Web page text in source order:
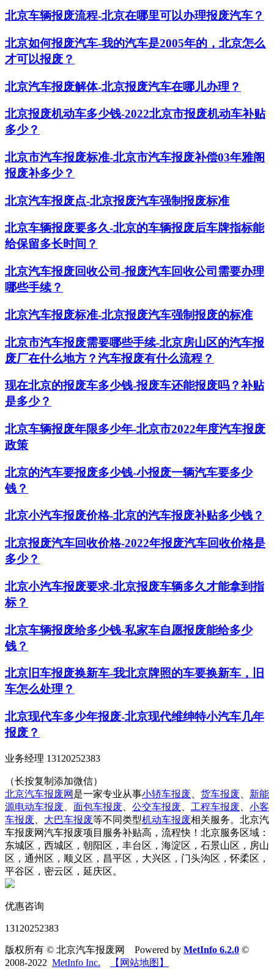
北京车辆报废流程-北京在哪里可以办理报废汽车？
北京如何报废汽车-我的汽车是2005年的，北京怎么
才可以报废？
北京汽车报废解体-北京报废汽车在哪儿办理？
北京报废机动车多少钱-2022北京市报废机动车补贴
多少？
北京市汽车报废标准-北京市汽车报废补偿03年雅阁
报废补多少？
北京汽车报废点-北京报废汽车强制报废标准
北京车辆报废要多久-北京的车辆报废后车牌指标能
给保留多长时间？
北京汽车报废回收公司-报废汽车回收公司需要办理
哪些手续？
北京汽车报废标准-北京报废汽车强制报废的标准
北京市汽车报废需要哪些手续-北京房山区的汽车报
废厂在什么地方？汽车报废有什么流程？
现在北京的报废车多少钱-报废车还能报废吗？补贴
是多少？
北京车辆报废年限多少年-北京市2022年度汽车报废
政策
北京的汽车要报废多少钱-小报废一辆汽车要多少
钱？
北京小汽车报废价格-北京的汽车报废补贴多少钱？
北京报废汽车回收价格-2022年报废汽车回收价格是
多少？
北京小汽车报废要求-北京报废车辆多久才能拿到指
标？
北京车辆报废给多少钱-私家车自愿报废能给多少
钱？
北京旧车报废换新车-我北京牌照的车要换新车，旧
车怎么处理？
北京现代车多少年报废-北京现代维绅特小汽车几年
报废？
业务经理 13120252383
（长按复制添加微信）
北京汽车报废网 是一家专业从事小轿车报废 货车报废
新能
源电动车报废
面包车报废 公交车报废 工程车报废
小客
车报废
大巴车报废等不同类型机动车报废相关服务。北京汽
车报废网汽车报废项目服务补贴高，流程快！北京服务区域：
东城区，西城区，朝阳区，丰台区，海淀区，石景山区，房山
区，通州区，顺义区，昌平区，大兴区，门头沟区，怀柔区，
平谷区，密云区，延庆区。
优惠咨询
13120252383
版权所有 © 北京汽车报废网 Powered by MetInfo 6.2.0 ©
2008-2022 MetInfo Inc. 【网站地图】